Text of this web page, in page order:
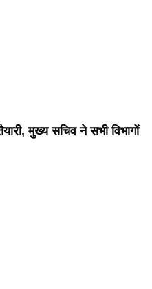
मुख्य सचिव ने सभी विभागों